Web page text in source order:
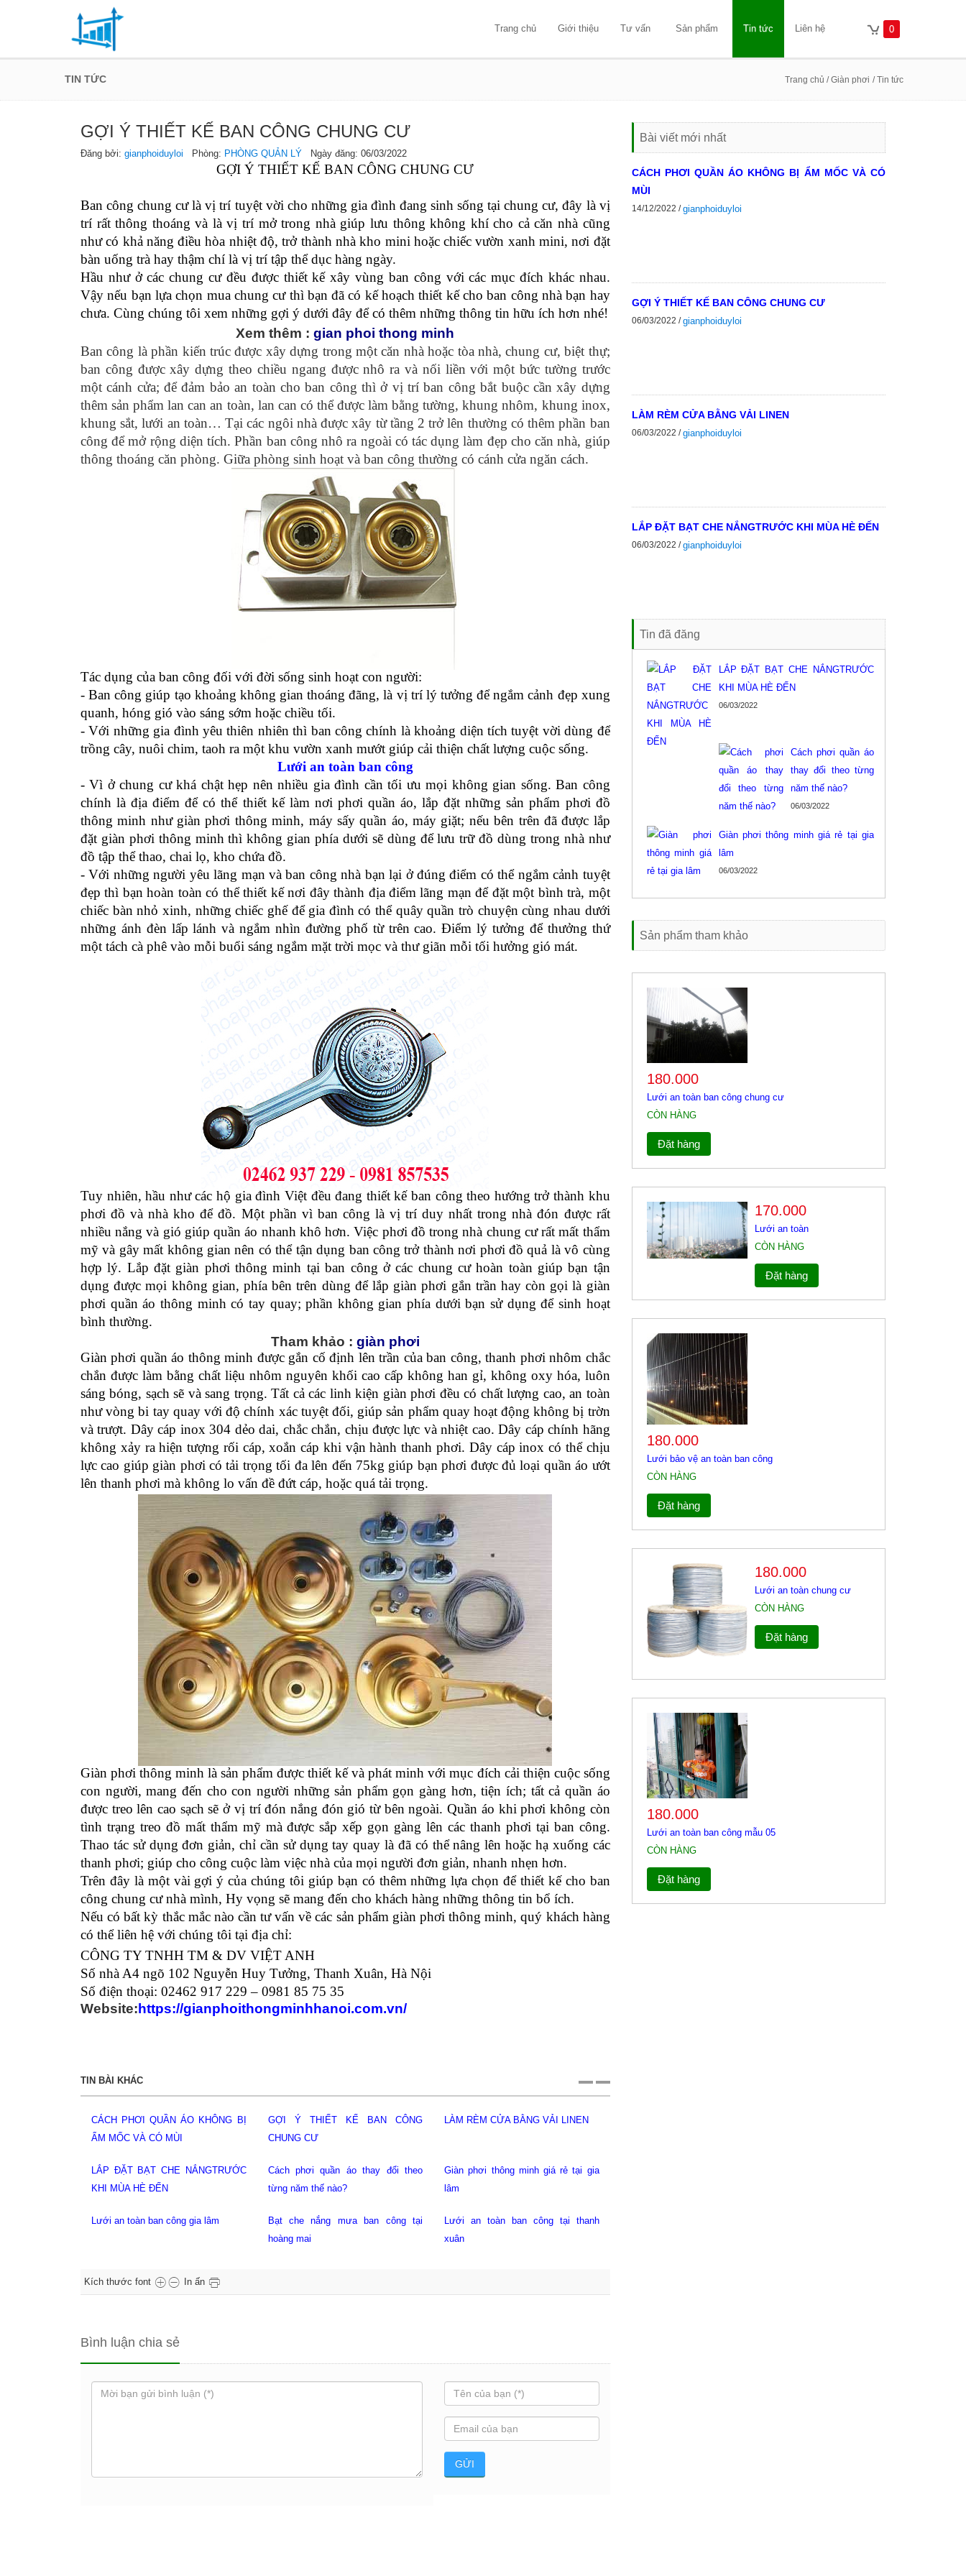
Trang chủ Giới thiệu Tư vấn Sản phẩm Tin tức Liên hệ 0
Trang chủ / Giàn phơi / Tin tức
TIN TỨC
GỢI Ý THIẾT KẾ BAN CÔNG CHUNG CƯ
Đăng bởi: gianphoiduyloi Phòng: PHÒNG QUẢN LÝ Ngày đăng: 06/03/2022
GỢI Ý THIẾT KẾ BAN CÔNG CHUNG CƯ
Ban công chung cư là vị trí tuyệt vời cho những gia đình đang sinh sống tại chung cư, đây là vị
trí rất thông thoáng và là vị trí mở trong nhà giúp lưu thông không khí cho cả căn nhà cũng
như có khả năng điều hòa nhiệt độ, trở thành nhà kho mini hoặc chiếc vườn xanh mini, nơi đặt
bàn uống trà hay thậm chí là vị trí tập thể dục hàng ngày.
Hầu như ở các chung cư đều được thiết kế xây vùng ban công với các mục đích khác nhau.
Vậy nếu bạn lựa chọn mua chung cư thì bạn đã có kế hoạch thiết kế cho ban công nhà bạn hay
chưa. Cùng chúng tôi xem những gợi ý dưới đây để có thêm những thông tin hữu ích hơn nhé!
Xem thêm :gian phoi thong minh
Ban công là phần kiến trúc được xây dựng trong một căn nhà hoặc tòa nhà, chung cư, biệt thự;
ban công được xây dựng theo chiều ngang được nhô ra và nối liền với một bức tường trước
một cánh cửa; để đảm bảo an toàn cho ban công thì ở vị trí ban công bắt buộc cần xây dựng
thêm sản phẩm lan can an toàn, lan can có thể được làm bằng tường, khung nhôm, khung inox,
khung sắt, lưới an toàn… Tại các ngôi nhà được xây từ tầng 2 trở lên thường có thêm phần ban
công để mở rộng diện tích. Phần ban công nhô ra ngoài có tác dụng làm đẹp cho căn nhà, giúp
thông thoáng căn phòng. Giữa phòng sinh hoạt và ban công thường có cánh cửa ngăn cách.
Tác dụng của ban công đối với đời sống sinh hoạt con người:
- Ban công giúp tạo khoảng không gian thoáng đãng, là vị trí lý tưởng để ngắm cảnh đẹp xung
quanh, hóng gió vào sáng sớm hoặc chiều tối.
- Với những gia đình yêu thiên nhiên thì ban công chính là khoảng diện tích tuyệt vời dùng để
trồng cây, nuôi chim, taoh ra một khu vườn xanh mướt giúp cải thiện chất lượng cuộc sống.
Lưới an toàn ban công
- Vì ở chung cư khá chật hẹp nên nhiều gia đình cần tối ưu mọi không gian sống. Ban công
chính là địa điểm để có thể thiết kế làm nơi phơi quần áo, lắp đặt những sản phẩm phơi đồ
thông minh như giàn phơi thông minh, máy sấy quần áo, máy giặt; nếu bên trên đã được lắp
đặt giàn phơi thông minh thì không gian phía dưới sẽ dùng để lưu trữ đồ dùng trong nhà như
đồ tập thể thao, chai lọ, kho chứa đồ.
- Với những người yêu lãng mạn và ban công nhà bạn lại ở đúng điểm có thể ngắm cảnh tuyệt
đẹp thì bạn hoàn toàn có thể thiết kế nơi đây thành địa điểm lãng mạn để đặt một bình trà, một
chiếc bàn nhỏ xinh, những chiếc ghế để gia đình có thể quây quần trò chuyện cùng nhau dưới
những ánh đèn lấp lánh và ngắm nhìn đường phố từ trên cao. Điểm lý tưởng để thưởng thứ
một tách cà phê vào mỗi buổi sáng ngắm mặt trời mọc và thư giãn mỗi tối hưởng gió mát.
Tuy nhiên, hầu như các hộ gia đình Việt đều đang thiết kế ban công theo hướng trở thành khu
phơi đồ và nhà kho để đồ. Một phần vì ban công là vị trí duy nhất trong nhà đón được rất
nhiều nắng và gió giúp quần áo nhanh khô hơn. Việc phơi đồ trong nhà chung cư rất mất thẩm
mỹ và gây mất không gian nên có thể tận dụng ban công trở thành nơi phơi đồ quả là vô cùng
hợp lý. Lắp đặt giàn phơi thông minh tại ban công ở các chung cư hoàn toàn giúp bạn tận
dụng được mọi không gian, phía bên trên dùng để lắp giàn phơi gắn trần hay còn gọi là giàn
phơi quần áo thông minh có tay quay; phần không gian phía dưới bạn sử dụng để sinh hoạt
bình thường.
Tham khảo : giàn phơi
Giàn phơi quần áo thông minh được gắn cố định lên trần của ban công, thanh phơi nhôm chắc
chắn được làm bằng chất liệu nhôm nguyên khối cao cấp không han gỉ, không oxy hóa, luôn
sáng bóng, sạch sẽ và sang trọng. Tất cả các linh kiện giàn phơi đều có chất lượng cao, an toàn
như vòng bi tay quay với độ chính xác tuyệt đối, giúp sản phẩm quay hoạt động không bị trờn
và trượt. Dây cáp inox 304 dẻo dai, chắc chắn, chịu được lực và nhiệt cao. Dây cáp chính hãng
không xảy ra hiện tượng rối cáp, xoắn cáp khi vận hành thanh phơi. Dây cáp inox có thể chịu
lực cao giúp giàn phơi có tải trọng tối đa lên đến 75kg giúp bạn phơi được đủ loại quần áo ướt
lên thanh phơi mà không lo vấn đề đứt cáp, hoặc quá tải trọng.
Giàn phơi thông minh là sản phẩm được thiết kế và phát minh với mục đích cải thiện cuộc sống
con người, mang đến cho con người những sản phẩm gọn gàng hơn, tiện ích; tất cả quần áo
được treo lên cao sạch sẽ ở vị trí đón nắng đón gió từ bên ngoài. Quần áo khi phơi không còn
tình trạng treo đồ mất thẩm mỹ mà được sắp xếp gọn gàng lên các thanh phơi tại ban công.
Thao tác sử dụng đơn giản, chỉ cần sử dụng tay quay là đã có thể nâng lên hoặc hạ xuống các
thanh phơi; giúp cho công cuộc làm việc nhà của mọi người đơn giản, nhanh nhẹn hơn.
Trên đây là một vài gợi ý của chúng tôi giúp bạn có thêm những lựa chọn để thiết kế cho ban
công chung cư nhà mình, Hy vọng sẽ mang đến cho khách hàng những thông tin bổ ích.
Nếu có bất kỳ thắc mắc nào cần tư vấn về các sản phẩm giàn phơi thông minh, quý khách hàng
có thể liên hệ với chúng tôi tại địa chỉ:
CÔNG TY TNHH TM & DV VIỆT ANH
Số nhà A4 ngõ 102 Nguyễn Huy Tưởng, Thanh Xuân, Hà Nội
Số điện thoại: 02462 917 229 – 0981 85 75 35
Website:https://gianphoithongminhhanoi.com.vn/
TIN BÀI KHÁC
Giàn phơi thông minh tại cầu giấy Lưới an toàn ban công tại cầu giấy Lưới an toàn ban công tại gia lâm
hoàng mai
hoàng mai
mai
Bài viết mới nhất
CÁCH PHƠI QUẦN ÁO KHÔNG BỊ ẨM MỐC VÀ CÓ
MÙI
14/12/2022 /gianphoiduyloi
GỢI Ý THIẾT KẾ BAN CÔNG CHUNG CƯ
06/03/2022 /gianphoiduyloi
LÀM RÈM CỬA BẰNG VẢI LINEN
06/03/2022 /gianphoiduyloi
LẮP ĐẶT BẠT CHE NẮNGTRƯỚC KHI MÙA HÈ ĐẾN
06/03/2022 /gianphoiduyloi
Tin đã đăng
LẮP ĐẶT BẠT CHE NẮNGTRƯỚC
KHI MÙA HÈ ĐẾN
06/03/2022
Cách phơi quần áo
thay đổi theo từng
năm thế nào?
06/03/2022
Giàn phơi thông minh giá rẻ tại gia
lâm
06/03/2022
Sản phẩm tham khảo
180.000
Lưới an toàn ban công chung cư
CÒN HÀNG
Đặt hàng
170.000
Lưới an toàn
CÒN HÀNG
Đặt hàng
180.000
Lưới bảo vệ an toàn ban công
CÒN HÀNG
Đặt hàng
180.000
Lưới an toàn chung cư
CÒN HÀNG
Đặt hàng
180.000
Lưới an toàn ban công mẫu 05
CÒN HÀNG
Đặt hàng